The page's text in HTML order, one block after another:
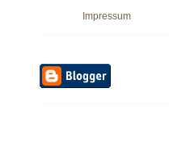
Impressum